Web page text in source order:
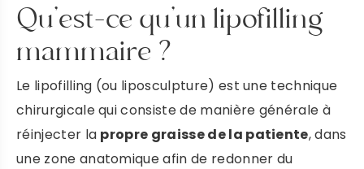
Qu’est-ce qu’un lipofilling
mammaire ?
Le lipofilling (ou liposculpture) est une technique
chirurgicale qui consiste de manière générale à
réinjecter la propre graisse de la patiente, dans
une zone anatomique afin de redonner du